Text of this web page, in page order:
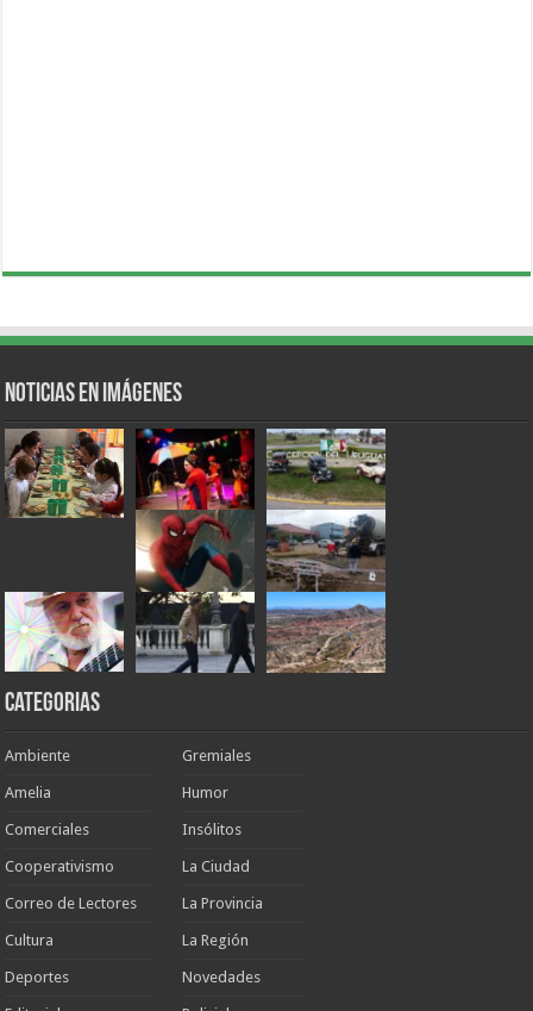
Noticias en Imágenes
Categorias
Ambiente
Amelia
Comerciales
Cooperativismo
Correo de Lectores
Cultura
Deportes
Gremiales
Humor
Insólitos
La Ciudad
La Provincia
La Región
Novedades